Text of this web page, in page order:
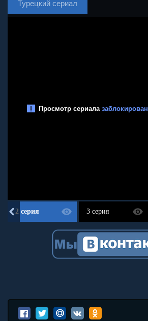
Турецкий сериал
2 серия 3 серия